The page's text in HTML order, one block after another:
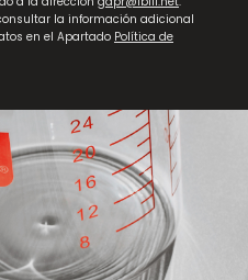
la información adicional
en el Apartado Política de